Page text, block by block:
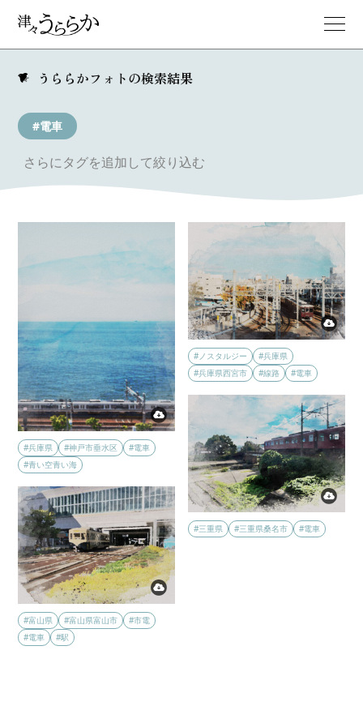
うららかフォトの検索結果
#電車
さらにタグを追加して絞り込む
#兵庫県 #神戸市垂水区
#電車
#青い空青い海
#ノスタルジー
#兵庫県
#兵庫県西宮市
#線路 #電車
#三重県 #三重県桑名市 #電車
#富山県 #富山県富山市
#市電
#電車
#駅